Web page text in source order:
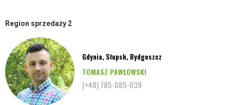
Region sprzedaży 2
Gdynia, Słupsk, Bydgoszcz
TOMASZ PAWŁOWSKI
(+48) 785-085-039